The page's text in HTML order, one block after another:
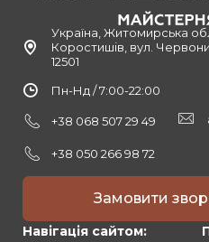
Україна, Житомирська
Коростишів, вул.
12501
Пн-Нд / 7:00-22:00
+38 068 507 29 49
+38 050 266 98 72
Замовити
Навігація сайтом: